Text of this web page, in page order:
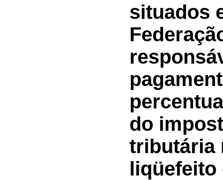
situados
do
tributária
liqüefeito